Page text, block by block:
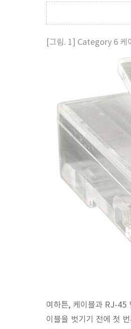
[그림. 1] Category 6 케
여하튼, 케이블과 RJ-45
이블을 벗기기 전에 첫